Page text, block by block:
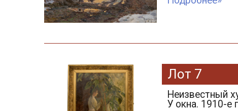
Лот 7
Неизвестный
У окна. 1910-е